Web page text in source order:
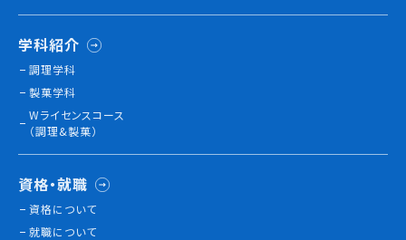
訪問者別
高校生の方へ
社会人・大学生・短大生の方へ
留学生の方へ(for Foreign Student)
卒業生の方へ・
各種証明書の申請について
学科紹介
調理学科
製菓学科
Wライセンスコース
（調理&製菓）
資格・就職
資格について
就職について